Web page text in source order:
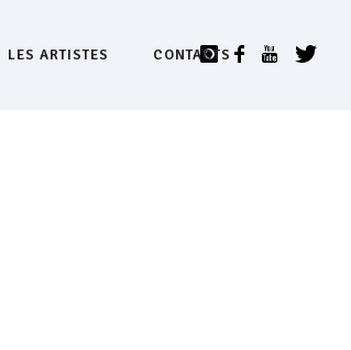
LES ARTISTES CONTACTS